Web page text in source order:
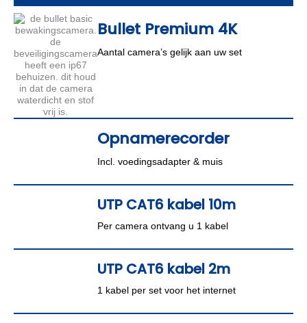
Bullet Premium 4K
Aantal camera’s gelijk aan uw set
Opnamerecorder
Incl. voedingsadapter & muis
UTP CAT6 kabel 10m
Per camera ontvang u 1 kabel
UTP CAT6 kabel 2m
1 kabel per set voor het internet